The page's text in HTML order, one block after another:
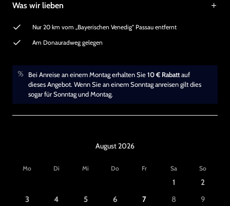
Was wir lieben
Nur 20 km vom ‚‚Bayerischen Venedig” Passau entfernt
Am Donauradweg gelegen
Bei Anreise an einem Montag erhalten Sie10 € Rabattauf
dieses Angebot. Wenn Sie an einem Sonntag anreisen gilt dies
sogar für Sonntag und Montag.
August 2026
Mo Di Mi Do Fr Sa So
1
2
3
4 5 6 7 8 9